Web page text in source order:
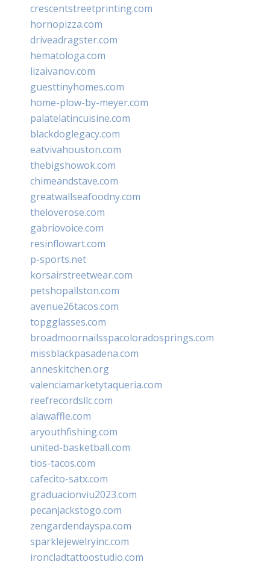
crescentstreetprinting.com
hornopizza.com
driveadragster.com
hematologa.com
lizaivanov.com
guesttinyhomes.com
home-plow-by-meyer.com
palatelatincuisine.com
blackdoglegacy.com
eatvivahouston.com
thebigshowok.com
chimeandstave.com
greatwallseafoodny.com
theloverose.com
gabriovoice.com
resinflowart.com
p-sports.net
korsairstreetwear.com
petshopallston.com
avenue26tacos.com
topgglasses.com
broadmoornailsspacoloradosprings.com
missblackpasadena.com
anneskitchen.org
valenciamarketytaqueria.com
reefrecordsllc.com
alawaffle.com
aryouthfishing.com
united-basketball.com
tios-tacos.com
cafecito-satx.com
graduacionviu2023.com
pecanjackstogo.com
zengardendayspa.com
sparklejewelryinc.com
ironcladtattoostudio.com